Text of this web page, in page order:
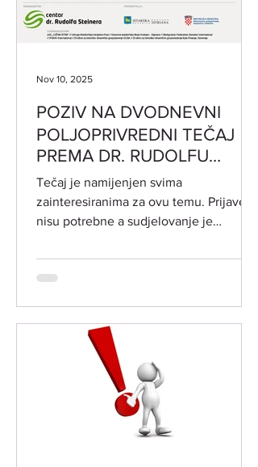
POZIV NA DVODNEVNI
POLJOPRIVREDNI TEČAJ
PREMA DR. RUDOLFU
STEINERU 19. i 20.11.2025.
od 17:30-20:30
Tečaj je namijenjen svima
zainteresiranima za ovu temu. Prijave
nisu potrebne a sudjelovanje je
Grad Vodnjan-Dignano, Trgovačka 2 -
Vjenčana sala DATUM I VRIJEME
PREDAVAČI: dr.sc . Dijana Posavec,
ravnateljica ustanove Centar dr.
Rudolfa Steinera Maja Hriberšek iz
Udruge za biodinamičku poljoprivredu
Ajda Posavje Slovenija TEME TEČAJA:
DR. RUDOLF STEINE
Nov 10, 2025